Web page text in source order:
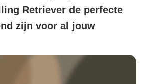
Retriever de perfecte
zijn voor al jouw